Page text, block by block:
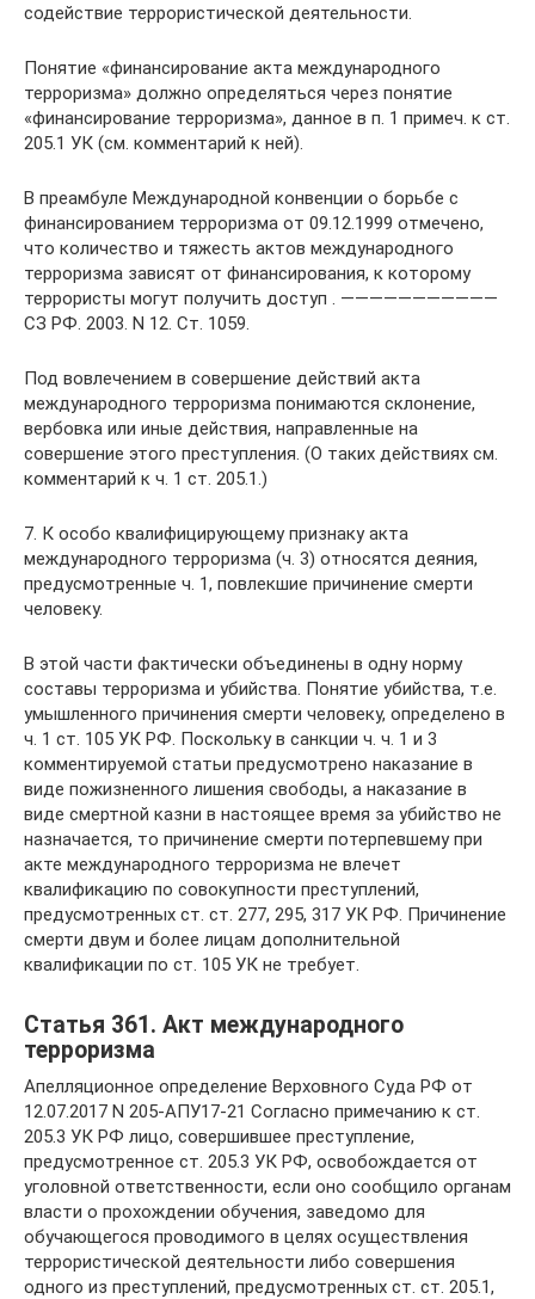
содействие террористической деятельности.
Понятие «финансирование акта международного
терроризма» должно определяться через понятие
«финансирование терроризма», данное в п. 1 примеч. к ст.
205.1 УК (см. комментарий к ней).
В преамбуле Международной конвенции о борьбе с
финансированием терроризма от 09.12.1999 отмечено,
что количество и тяжесть актов международного
терроризма зависят от финансирования, к которому
террористы могут получить доступ . ———————————
СЗ РФ. 2003. N 12. Ст. 1059.
Под вовлечением в совершение действий акта
международного терроризма понимаются склонение,
вербовка или иные действия, направленные на
совершение этого преступления. (О таких действиях см.
комментарий к ч. 1 ст. 205.1.)
7. К особо квалифицирующему признаку акта
международного терроризма (ч. 3) относятся деяния,
предусмотренные ч. 1, повлекшие причинение смерти
человеку.
В этой части фактически объединены в одну норму
составы терроризма и убийства. Понятие убийства, т.е.
умышленного причинения смерти человеку, определено в
ч. 1 ст. 105 УК РФ. Поскольку в санкции ч. ч. 1 и 3
комментируемой статьи предусмотрено наказание в
виде пожизненного лишения свободы, а наказание в
виде смертной казни в настоящее время за убийство не
назначается, то причинение смерти потерпевшему при
акте международного терроризма не влечет
квалификацию по совокупности преступлений,
предусмотренных ст. ст. 277, 295, 317 УК РФ. Причинение
смерти двум и более лицам дополнительной
квалификации по ст. 105 УК не требует.
Статья 361. Акт международного
терроризма
Апелляционное определение Верховного Суда РФ от
12.07.2017 N 205-АПУ17-21 Согласно примечанию к ст.
205.3 УК РФ лицо, совершившее преступление,
предусмотренное ст. 205.3 УК РФ, освобождается от
уголовной ответственности, если оно сообщило органам
власти о прохождении обучения, заведомо для
обучающегося проводимого в целях осуществления
террористической деятельности либо совершения
одного из преступлений, предусмотренных ст. ст. 205.1,